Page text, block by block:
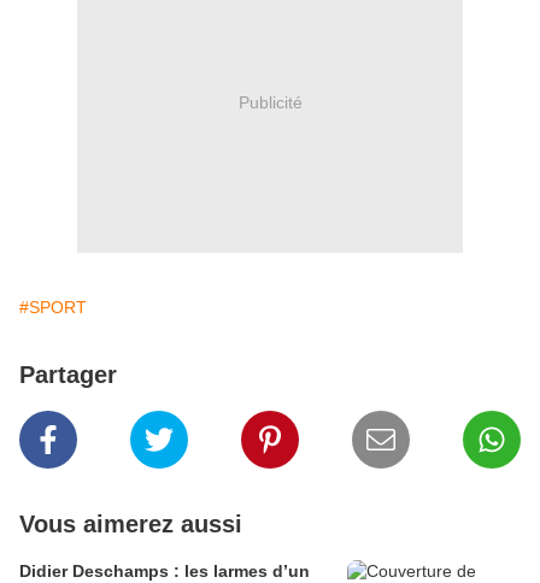
Publicité
#SPORT
Partager
Vous aimerez aussi
Didier Deschamps : les larmes d’un